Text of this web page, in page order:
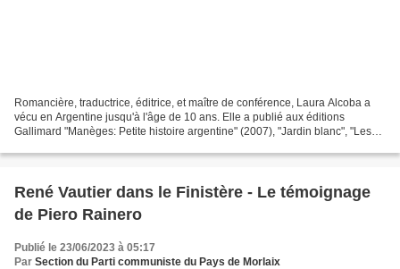
Romancière, traductrice, éditrice, et maître de conférence, Laura Alcoba a
vécu en Argentine jusqu'à l'âge de 10 ans. Elle a publié aux éditions
Gallimard "Manèges: Petite histoire argentine" (2007), "Jardin blanc", "Les
René Vautier dans le Finistère - Le témoignage
de Piero Rainero
Publié le 23/06/2023 à 05:17
Par Section du Parti communiste du Pays de Morlaix